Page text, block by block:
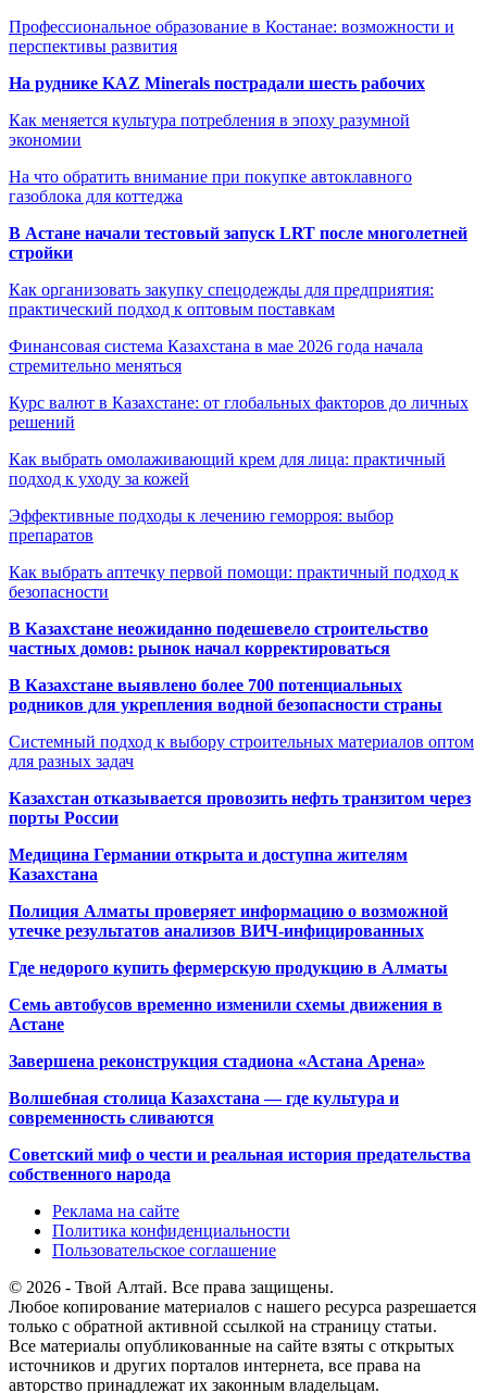
Профессиональное образование в Костанае: возможности и
перспективы развития
На руднике KAZ Minerals пострадали шесть рабочих
Как меняется культура потребления в эпоху разумной
экономии
На что обратить внимание при покупке автоклавного
газоблока для коттеджа
В Астане начали тестовый запуск LRT после многолетней
стройки
Как организовать закупку спецодежды для предприятия:
практический подход к оптовым поставкам
Финансовая система Казахстана в мае 2026 года начала
стремительно меняться
Курс валют в Казахстане: от глобальных факторов до личных
решений
Как выбрать омолаживающий крем для лица: практичный
подход к уходу за кожей
Эффективные подходы к лечению геморроя: выбор
препаратов
Как выбрать аптечку первой помощи: практичный подход к
безопасности
В Казахстане неожиданно подешевело строительство
частных домов: рынок начал корректироваться
В Казахстане выявлено более 700 потенциальных
родников для укрепления водной безопасности страны
Системный подход к выбору строительных материалов оптом
для разных задач
Казахстан отказывается провозить нефть транзитом через
порты России
Медицина Германии открыта и доступна жителям
Казахстана
Полиция Алматы проверяет информацию о возможной
утечке результатов анализов ВИЧ-инфицированных
Где недорого купить фермерскую продукцию в Алматы
Семь автобусов временно изменили схемы движения в
Астане
Завершена реконструкция стадиона «Астана Арена»
Волшебная столица Казахстана — где культура и
современность сливаются
Советский миф о чести и реальная история предательства
собственного народа
Реклама на сайте
Политика конфиденциальности
Пользовательское соглашение
© 2026 - Твой Алтай. Все права защищены.
Любое копирование материалов с нашего ресурса разрешается
только с обратной активной ссылкой на страницу статьи.
Все материалы опубликованные на сайте взяты с открытых
источников и других порталов интернета, все права на
авторство принадлежат их законным владельцам.